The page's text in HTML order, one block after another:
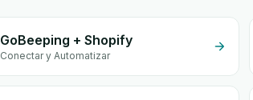
GoBeeping + Shopify
Conectar y Automatizar